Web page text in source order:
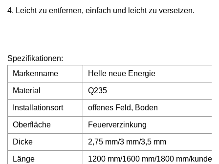
4. Leicht zu entfernen, einfach und leicht zu versetzen.
Spezifikationen:
Markenname
Helle neue Energie
Material Q235
Installationsort offenes Feld, Boden
Oberfläche Feuerverzinkung
Dicke 2,75 mm/3 mm/3,5 mm
Länge 1200 mm/1600 mm/1800 mm/